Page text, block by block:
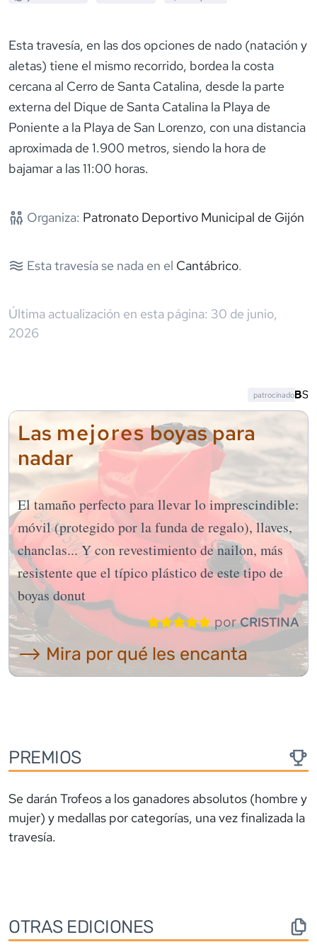
Esta travesía, en las dos opciones de nado (natación y
aletas) tiene el mismo recorrido, bordea la costa
cercana al Cerro de Santa Catalina, desde la parte
externa del Dique de Santa Catalina la Playa de
Poniente a la Playa de San Lorenzo, con una distancia
aproximada de 1.900 metros, siendo la hora de
bajamar a las 11:00 horas.
Organiza: Patronato Deportivo Municipal de Gijón
Esta travesía se nada en el Cantábrico.
Última actualización en esta página: 30 de junio,
2026
Las mejoresboyas para
nadar
El tamaño perfecto para llevar lo imprescindible:
móvil (protegido por la funda de regalo), llaves,
chanclas... Y con revestimiento de nailon, más
resistente que el típico plástico de este tipo de
boyas donut
porCRISTINA
⟶ Mira por qué les encanta
patrocinado
PREMIOS
Se darán Trofeos a los ganadores absolutos (hombre y
mujer) y medallas por categorías, una vez finalizada la
travesía.
OTRAS EDICIONES